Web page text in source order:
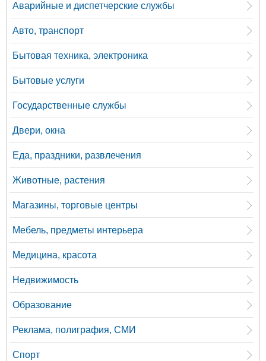
Аварийные и диспетчерские службы
Авто, транспорт
Бытовая техника, электроника
Бытовые услуги
Государственные службы
Двери, окна
Еда, праздники, развлечения
Животные, растения
Магазины, торговые центры
Мебель, предметы интерьера
Медицина, красота
Недвижимость
Образование
Реклама, полиграфия, СМИ
Спорт